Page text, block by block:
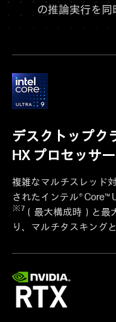
の推論実行を
デスクトップク
HX プロセッサー
複雑なマルチスレッド
されたインテル® Core™
※7 （最大構成時）と最
り、マルチタスキング